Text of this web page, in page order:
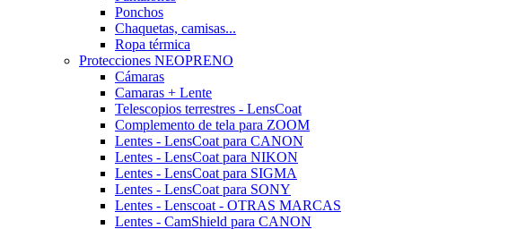
Ponchos
Chaquetas, camisas...
Ropa térmica
Protecciones NEOPRENO
Cámaras
Camaras + Lente
Telescopios terrestres - LensCoat
Complemento de tela para ZOOM
Lentes - LensCoat para CANON
Lentes - LensCoat para NIKON
Lentes - LensCoat para SIGMA
Lentes - LensCoat para SONY
Lentes - Lenscoat - OTRAS MARCAS
Lentes - CamShield para CANON